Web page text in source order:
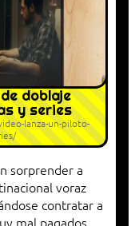
doblaje
y series
lanza-un-piloto-
sorprender a
voraz
contratar a
mal pagados,